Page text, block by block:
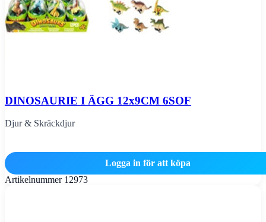
DINOSAURIE I ÄGG 12x9CM 6SOF
Djur & Skräckdjur
Logga in för att köpa
Artikelnummer 12973